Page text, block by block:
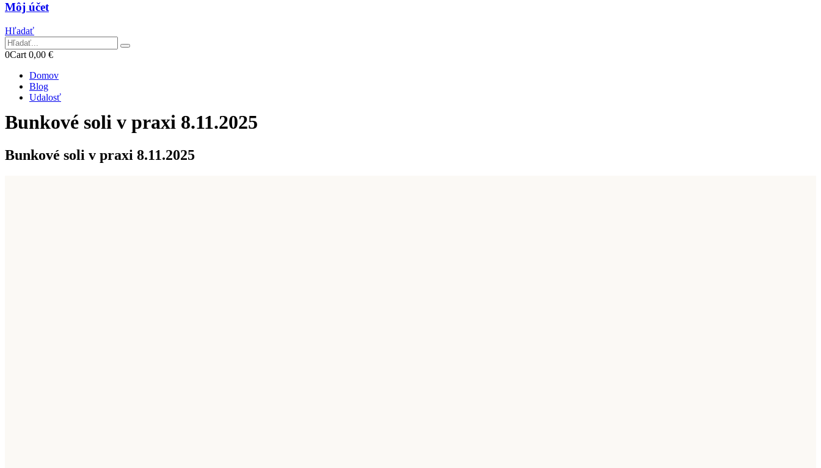
Môj účet
Hľadať
0Cart 0,00 €
Domov
Blog
Udalosť
Bunkové soli v praxi 8.11.2025
Bunkové soli v praxi 8.11.2025